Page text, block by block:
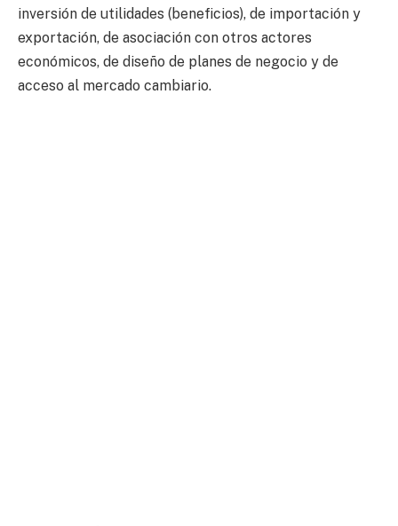
inversión de utilidades (beneficios), de importación y
exportación, de asociación con otros actores
económicos, de diseño de planes de negocio y de
acceso al mercado cambiario.